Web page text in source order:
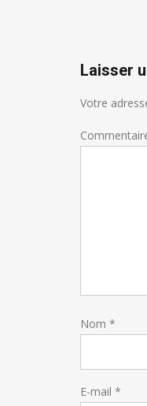
Laisser
Votre
Nom *
E-mail *